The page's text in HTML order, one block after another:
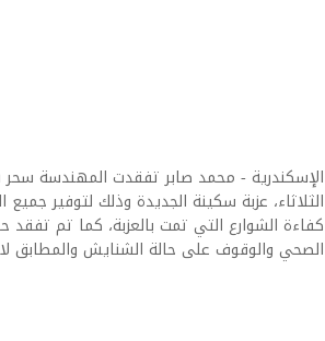
الإسكندرية - محمد صابر تفقدت المهندسة
الثلاثاء، عزبة سكينة الجديدة وذلك لتوفير
كفاءة الشوارع التي تمت بالعزبة، كما تم
الصحي والوقوف على حالة الشنايش والمطابق